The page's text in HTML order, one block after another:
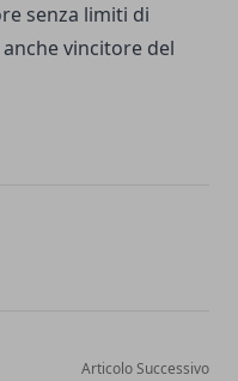
senza limiti di
vincitore del
Articolo Successivo